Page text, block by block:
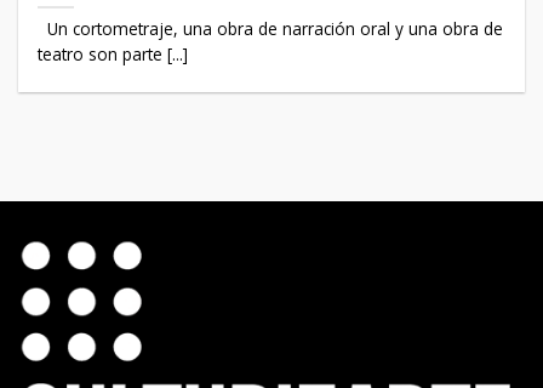
Un cortometraje, una obra de narración oral y una obra de
teatro son parte [...]